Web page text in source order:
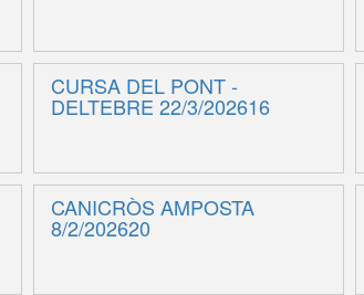
CURSA DEL PONT -
DELTEBRE 22/3/202616
CANICRÒS AMPOSTA
8/2/202620